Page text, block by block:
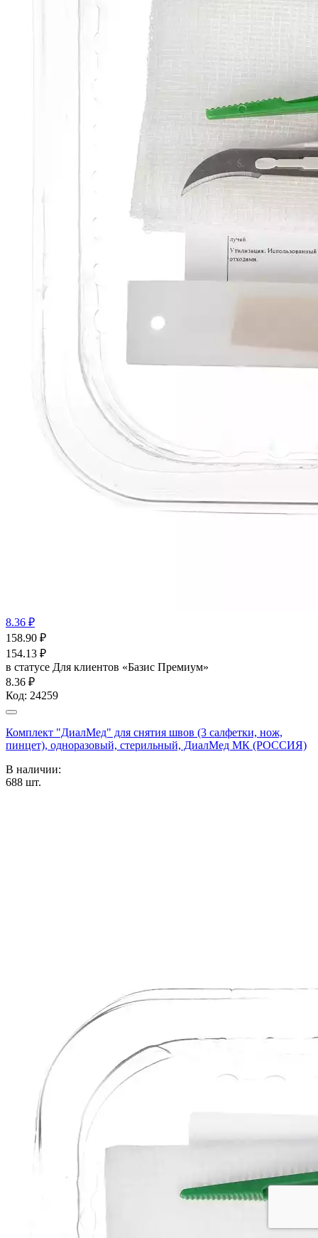
8.36 ₽
158.90 ₽
154.13 ₽
в статусе Для клиентов «Базис Премиум»
8.36 ₽
Код: 24259
Комплект "ДиалМед" для снятия швов (3 салфетки, нож,
пинцет), одноразовый, стерильный, ДиалМед МК (РОССИЯ)
В наличии:
688 шт.